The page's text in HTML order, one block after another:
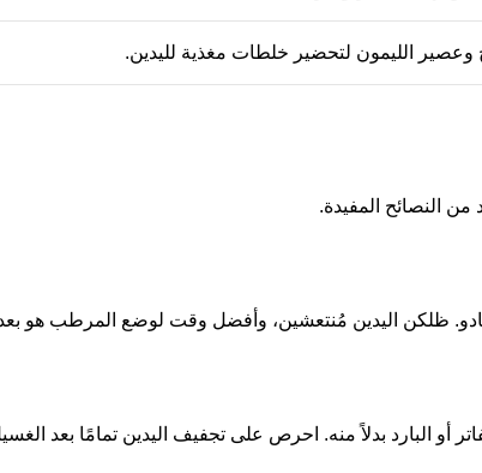
وعصير الليمون لتحضير خلطات مغذية لليدين.
النصائح المفيدة.
ظلكن اليدين مُنتعشين، وأفضل وقت لوضع المرطب هو
أو البارد بدلاً منه. احرص على تجفيف اليدين تمامًا بعد